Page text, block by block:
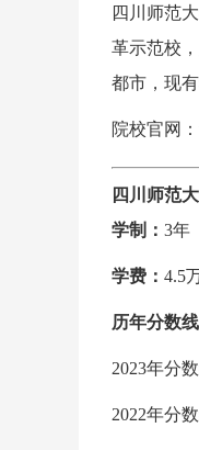
四川师范
革示范校
都市，现
院校官网
四川师范
学制： 3年
学费： 4.5
历年分数
2023年分
2022年分